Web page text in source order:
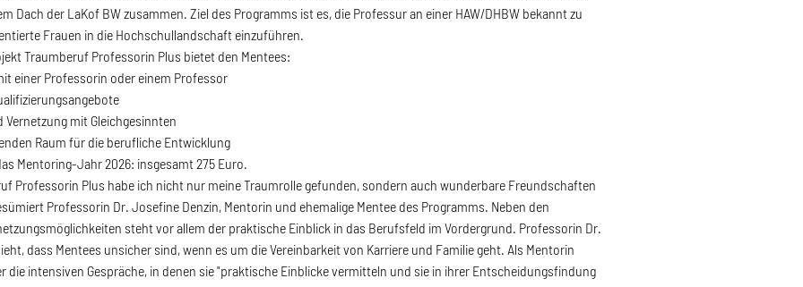
Dach der LaKof BW zusammen. Ziel des Programms ist es, die Professur an einer HAW/DHBW bekannt zu
Frauen in die Hochschullandschaft einzuführen.
Traumberuf Professorin Plus bietet den Mentees:
einer Professorin oder einem Professor
Vernetzung mit Gleichgesinnten
Raum für die berufliche Entwicklung
Mentoring-Jahr 2026: insgesamt 275 Euro.
Professorin Plus habe ich nicht nur meine Traumrolle gefunden, sondern auch wunderbare Freundschaften
Professorin Dr. Josefine Denzin, Mentorin und ehemalige Mentee des Programms. Neben den
steht vor allem der praktische Einblick in das Berufsfeld im Vordergrund. Professorin Dr.
dass Mentees unsicher sind, wenn es um die Vereinbarkeit von Karriere und Familie geht. Als Mentorin
die intensiven Gespräche, in denen sie "praktische Einblicke vermitteln und sie in ihrer Entscheidungsfindung